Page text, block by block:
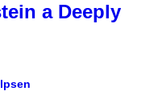
a Deeply